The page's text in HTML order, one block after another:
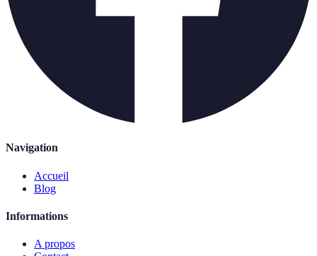
Navigation
Accueil
Blog
Informations
A propos